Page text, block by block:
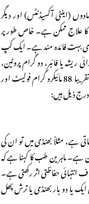
(اینٹی آکسیڈنٹس) اور دیگر
علاج ممکن ہے۔ خاص طور پر
بہت فائدہ مند ہے۔ ایک کپ
یا فائبر، دو گرام پروٹین،
7.6 گرام کاربو ہائیڈریٹ، 0.1 ملی گرام وٹامن سی اور تقریبا 88 مائیکرو گرام فولیٹ اور
ہے، مثلاً بھنڈی میں تو ان کی
ہے۔ ماہرین طب کا کہنا ہے کہ
حفاظتی اثر رکھتی ہے۔
یا دو بار بھنڈی یا ترش پھل